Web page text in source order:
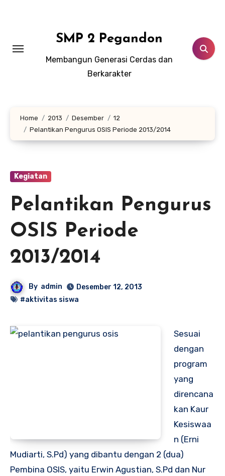
SMP 2 Pegandon
Membangun Generasi Cerdas dan
Berkarakter
Home 2013 Desember
12
Pelantikan Pengurus OSIS Periode 2013/2014
Kegiatan
Pelantikan Pengurus
OSIS Periode
2013/2014
By admin
Desember 12, 2013
#aktivitas siswa
Sesuai
dengan
program
yang
direncana
kan Kaur
Kesiswaa
n (Erni
Mudiarti, S.Pd) yang dibantu dengan 2 (dua)
Pembina OSIS, yaitu Erwin Agustian, S.Pd dan Nur